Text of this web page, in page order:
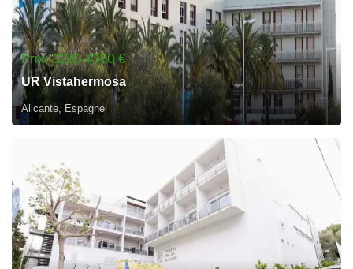
Prix: 3200-4500 €
UR Vistahermosa
Alicante, Espagne